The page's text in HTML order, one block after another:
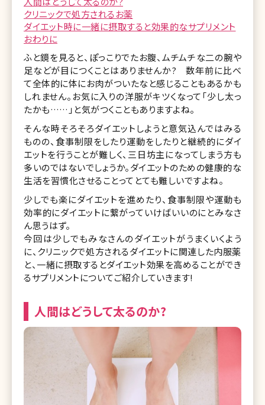
クリニックで処方されるお薬
ダイエット時に一緒に摂取すると効果的なサプリメント
おわりに
ふと鏡を見ると、ぽっこりでたお腹、ムチムチな二の腕や
足などが目につくことはありませんか? 数年前に比べ
て全体的に体にお肉がついたなと感じることもあるかも
しれません。お気に入りの洋服がキツくなって「少し太っ
たかも……」と気がつくこともありますよね。
そんな時そろそろダイエットしようと意気込んではみる
ものの、食事制限をしたり運動をしたりと継続的にダイ
エットを行うことが難しく、三日坊主になってしまう方も
多いのではないでしょうか。ダイエットのための健康的な
生活を習慣化させることってとても難しいですよね。
少しでも楽にダイエットを進めたり、食事制限や運動も
効率的にダイエットに繋がっていけばいいのにとみなさ
ん思うはず。
今回は少しでもみなさんのダイエットがうまくいくよう
に、クリニックで処方されるダイエットに関連した内服薬
と、一緒に摂取するとダイエット効果を高めることができ
るサプリメントについてご紹介していきます!
人間はどうして太るのか?